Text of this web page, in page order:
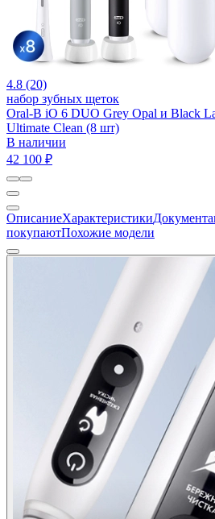
4.8 (20)
набор зубных щеток
Oral-B iO 6 DUO Grey Opal и Black
Ultimate Clean (8 шт)
В наличии
42 100 ₽
ОписаниеХарактеристики
покупаютПохожие модели